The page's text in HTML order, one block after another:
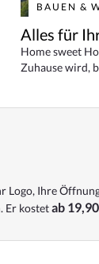
BAUEN &
Alles für
Home sweet
Zuhause wird,
Ihre
Er kostetab